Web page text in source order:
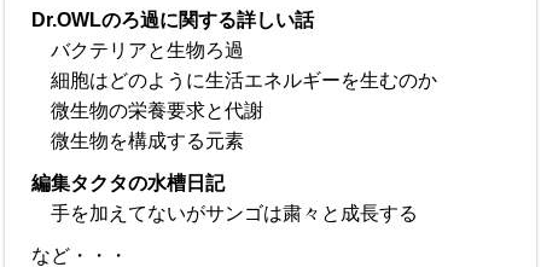
Dr.OWLのろ過に関する詳しい話
バクテリアと生物ろ過
細胞はどのように生活エネルギーを生むのか
微生物の栄養要求と代謝
微生物を構成する元素
編集タクタの水槽日記
手を加えてないがサンゴは粛々と成長する
など・・・